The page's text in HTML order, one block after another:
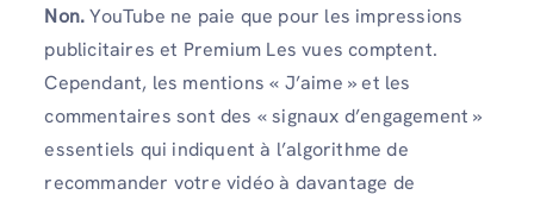
Non.YouTube ne paie que pour les impressions
publicitaires et Premium Les vues comptent.
Cependant, les mentions « J’aime » et les
commentaires sont des « signaux d’engagement »
essentiels qui indiquent à l’algorithme de
recommander votre vidéo à davantage de